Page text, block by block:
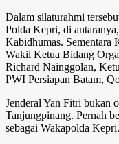
Dalam silaturahmi
Polda Kepri, di
Kabidhumas. Sementara
Wakil Ketua Bidang
Richard Nainggolan,
PWI Persiapan Batam,
Jenderal Yan Fitri bukan
Tanjungpinang. Pernah
sebagai Wakapolda Kepri.